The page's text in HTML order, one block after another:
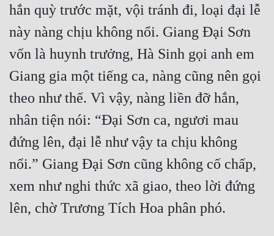
hắn quỳ trước mặt, vội tránh đi, loại đại lễ
này nàng chịu không nổi. Giang Đại Sơn
vốn là huynh trưởng, Hà Sinh gọi anh em
Giang gia một tiếng ca, nàng cũng nên gọi
theo như thế. Vì vậy, nàng liền đỡ hắn,
nhân tiện nói: “Đại Sơn ca, ngươi mau
đứng lên, đại lễ như vậy ta chịu không
nổi.” Giang Đại Sơn cũng không cố chấp,
xem như nghi thức xã giao, theo lời đứng
lên, chờ Trương Tích Hoa phân phó.